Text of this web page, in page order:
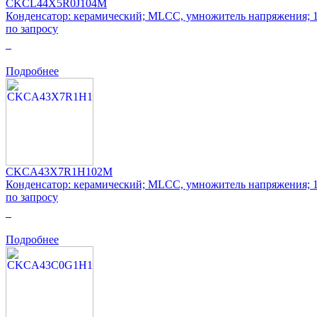
CKCL44X5R0J104M
Конденсатор: керамический; MLCC, умножитель напряжения;
по запросу
Подробнее
CKCA43X7R1H102M
Конденсатор: керамический; MLCC, умножитель напряжения;
по запросу
Подробнее